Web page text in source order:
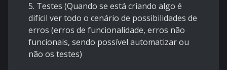
5. Testes (Quando se está criando algo é
difícil ver todo o cenário de possibilidades de
erros (erros de funcionalidade, erros não
funcionais, sendo possível automatizar ou
não os testes)